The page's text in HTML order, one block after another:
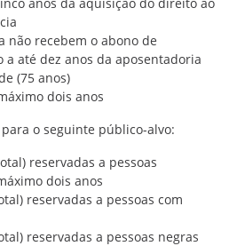
não recebem o abono de
a até dez anos da aposentadoria
(75 anos)
dois anos
o seguinte público-alvo:
reservadas a pessoas
dois anos
reservadas a pessoas com
reservadas a pessoas negras